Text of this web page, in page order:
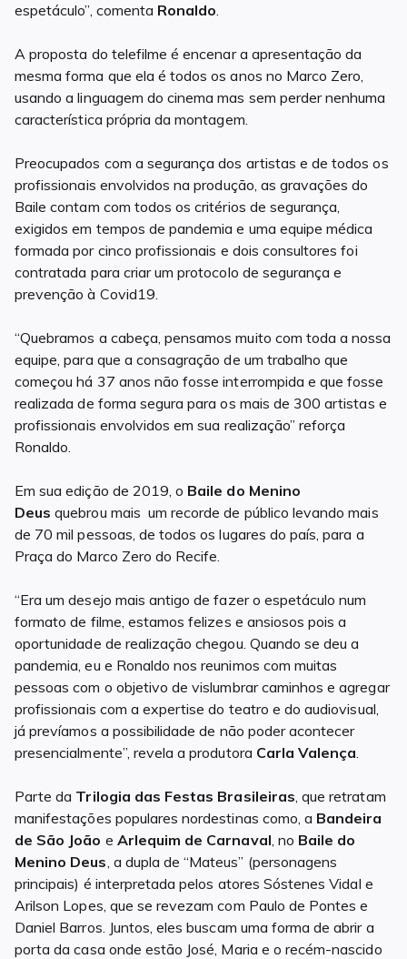
espetáculo”, comenta Ronaldo.
A proposta do telefilme é encenar a apresentação da
mesma forma que ela é todos os anos no Marco Zero,
usando a linguagem do cinema mas sem perder nenhuma
característica própria da montagem.
Preocupados com a segurança dos artistas e de todos os
profissionais envolvidos na produção, as gravações do
Baile contam com todos os critérios de segurança,
exigidos em tempos de pandemia e uma equipe médica
formada por cinco profissionais e dois consultores foi
contratada para criar um protocolo de segurança e
prevenção à Covid19.
“Quebramos a cabeça, pensamos muito com toda a nossa
equipe, para que a consagração de um trabalho que
começou há 37 anos não fosse interrompida e que fosse
realizada de forma segura para os mais de 300 artistas e
profissionais envolvidos em sua realização” reforça
Ronaldo.
Em sua edição de 2019, o Baile do Menino
Deus quebrou mais um recorde de público levando mais
de 70 mil pessoas, de todos os lugares do país, para a
Praça do Marco Zero do Recife.
“Era um desejo mais antigo de fazer o espetáculo num
formato de filme, estamos felizes e ansiosos pois a
oportunidade de realização chegou. Quando se deu a
pandemia, eu e Ronaldo nos reunimos com muitas
pessoas com o objetivo de vislumbrar caminhos e agregar
profissionais com a expertise do teatro e do audiovisual,
já prevíamos a possibilidade de não poder acontecer
presencialmente”, revela a produtora Carla Valença.
Parte da Trilogia das Festas Brasileiras, que retratam
manifestações populares nordestinas como, a Bandeira
de São João e Arlequim de Carnaval, no Baile do
Menino Deus, a dupla de “Mateus” (personagens
principais) é interpretada pelos atores Sóstenes Vidal e
Arilson Lopes, que se revezam com Paulo de Pontes e
Daniel Barros. Juntos, eles buscam uma forma de abrir a
porta da casa onde estão José, Maria e o recém-nascido